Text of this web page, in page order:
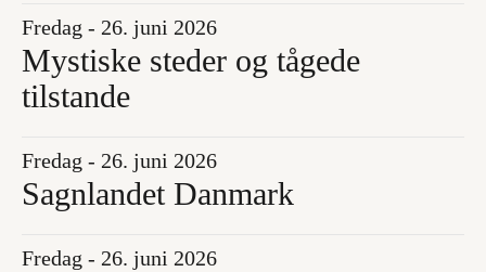
Fredag - 26. juni 2026
Mystiske steder og tågede
tilstande
Fredag - 26. juni 2026
Sagnlandet Danmark
Fredag - 26. juni 2026